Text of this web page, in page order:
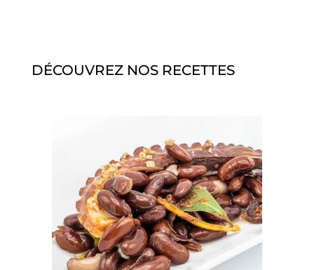
DÉCOUVREZ NOS RECETTES